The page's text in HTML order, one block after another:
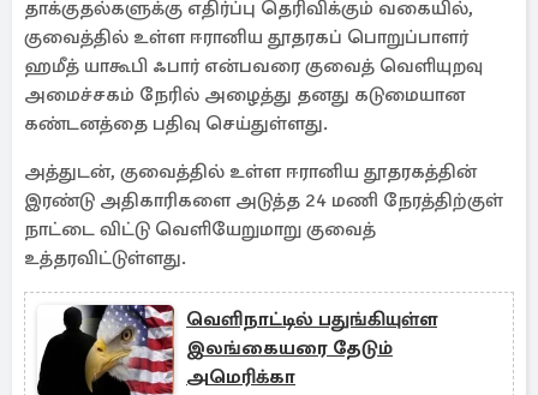
தாக்குதல்களுக்கு எதிர்ப்பு தெரிவிக்கும் வகையில்,
குவைத்தில் உள்ள ஈரானிய தூதரகப் பொறுப்பாளர்
ஹமீத் யாகூபி ஃபார் என்பவரை குவைத் வெளியுறவு
அமைச்சகம் நேரில் அழைத்து தனது கடுமையான
கண்டனத்தை பதிவு செய்துள்ளது.
அத்துடன், குவைத்தில் உள்ள ஈரானிய தூதரகத்தின்
இரண்டு அதிகாரிகளை அடுத்த 24 மணி நேரத்திற்குள்
நாட்டை விட்டு வெளியேறுமாறு குவைத்
உத்தரவிட்டுள்ளது.
வெளிநாட்டில் பதுங்கியுள்ள
இலங்கையரை தேடும்
அமெரிக்கா